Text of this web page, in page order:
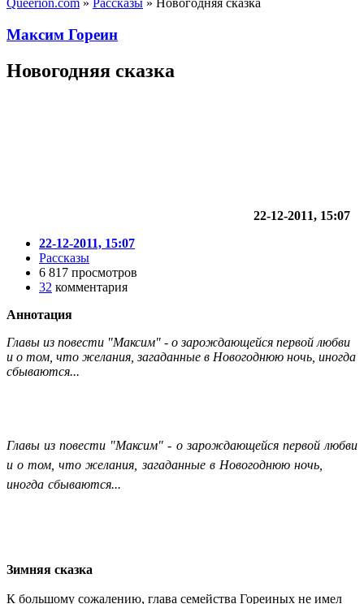
Queerion.com » Рассказы » Новогодняя сказка
Максим Гореин
Новогодняя сказка
22-12-2011, 15:07
22-12-2011, 15:07
Рассказы
6 817 просмотров
32 комментария
Аннотация
Главы из повести "Максим" - о зарождающейся первой любви
и о том, что желания, загаданные в Новогоднюю ночь, иногда
сбываются...
Главы из повести "Максим" - о зарождающейся первой любви
и о том, что желания, загаданные в Новогоднюю ночь,
иногда сбываются...
Зимняя сказка
К большому сожалению, глава семейства Гореиных не имел